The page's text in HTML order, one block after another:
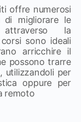
offre numerosi
di migliorare le
attraverso la
sono ideali
arricchire il
possono trarre
utilizzandoli per
oppure per
remoto